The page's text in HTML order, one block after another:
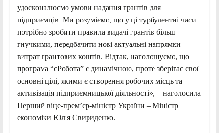
удосконалюємо умови надання грантів для
підприємців. Ми розуміємо, що у ці турбулентні часи
потрібно зробити правила видачі грантів більш
гнучкими, передбачити нові актуальні напрямки
витрат грантових коштів. Відтак, наголошуємо, що
програма “єРобота” є динамічною, проте зберігає свої
основні цілі, якими є створення робочих місць та
активізація підприємницької діяльності», – наголосила
Перший віце-прем’єр-міністр України – Міністр
економіки Юлія Свириденко.